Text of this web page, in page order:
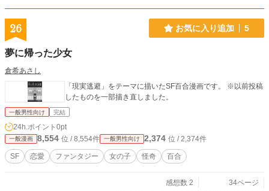
26 お気に入り追加 5
夢に帰った少女
倉希あさし
「現実逃避」をテーマに描いたSF百合漫画です。 ※以前投稿
したものを一部描き直しました。
一般男性向け 完結
24h.ポイント 0pt
一般漫画 8,554 位 / 8,554件 一般男性向け 2,374 位 / 2,374件
SF 恋愛 ファンタジー 女の子 怪奇 百合
感想数 2
34ページ